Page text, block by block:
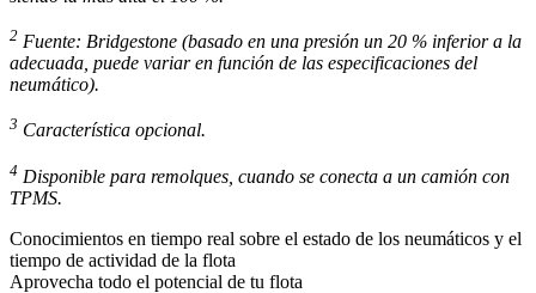
2 Fuente: Bridgestone (basado en una presión un 20 % inferior a la
adecuada, puede variar en función de las especi­fi­caciones del
neumático).
3 Característica opcional.
4 Disponible para remolques, cuando se conecta a un camión con
TPMS.
Conocimientos en tiempo real sobre el estado de los neumáticos y el
tiempo de actividad de la flota
Aprovecha todo el potencial de tu flota